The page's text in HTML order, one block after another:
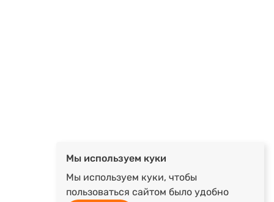
Мы используем куки
Мы используем куки, чтобы
пользоваться сайтом было удобно